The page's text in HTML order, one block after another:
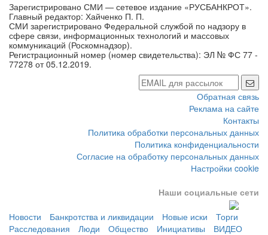
Зарегистрировано СМИ — сетевое издание «РУСБАНКРОТ».
Главный редактор: Хайченко П. П.
СМИ зарегистрировано Федеральной службой по надзору в
сфере связи, информационных технологий и массовых
коммуникаций (Роскомнадзор).
Регистрационный номер (номер свидетельства): ЭЛ № ФС 77 -
77278 от 05.12.2019.
Обратная связь
Реклама на сайте
Контакты
Политика обработки персональных данных
Политика конфиденциальности
Согласие на обработку персональных данных
Настройки cookie
Наши социальные сети
Новости Банкротства и ликвидации Новые иски
Торги
Расследования
Люди Общество Инициативы ВИДЕО